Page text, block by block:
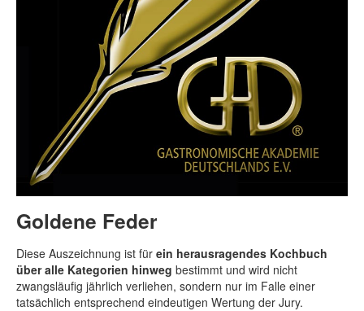
Goldene Feder
Diese Auszeichnung ist für ein herausragendes Kochbuch
über alle Kategorien hinweg bestimmt und wird nicht
zwangsläufig jährlich verliehen, sondern nur im Falle einer
tatsächlich entsprechend eindeutigen Wertung der Jury.